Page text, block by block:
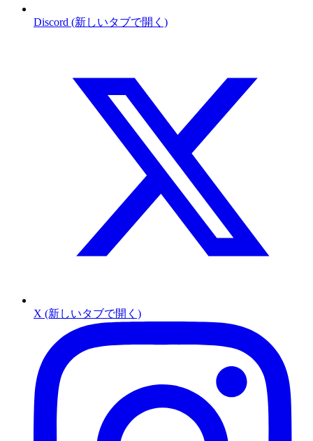
Discord (新しいタブで開く)
X (新しいタブで開く)